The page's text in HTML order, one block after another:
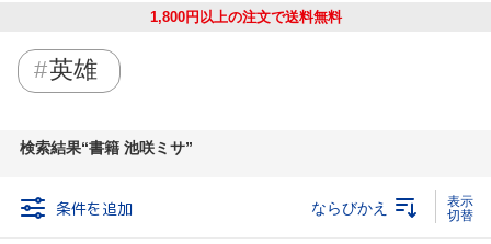
1,800円以上の注文で送料無料
英雄
検索結果 書籍 池咲ミサ
条件を追加 ならびかえ